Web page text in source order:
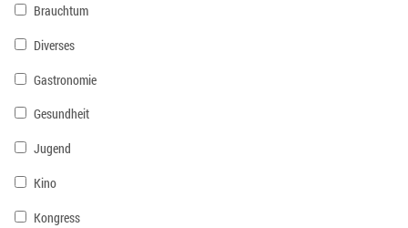
Brauchtum
Diverses
Gastronomie
Gesundheit
Jugend
Kino
Kongress